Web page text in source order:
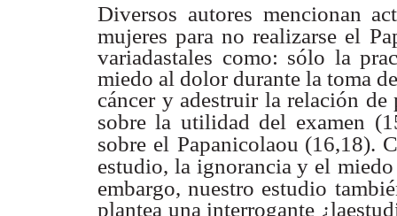
Diversos autores mencionan
mujeres para no realizarse el
variadastales como: sólo la
miedo al dolor durante la toma
cáncer y adestruir la relación
sobre la utilidad del examen
sobre el Papanicolaou (16,18).
estudio, la ignorancia y el
embargo, nuestro estudio
plantea una interrogante